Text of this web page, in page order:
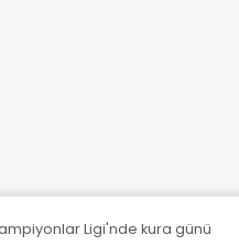
Ligi'nde kura günü